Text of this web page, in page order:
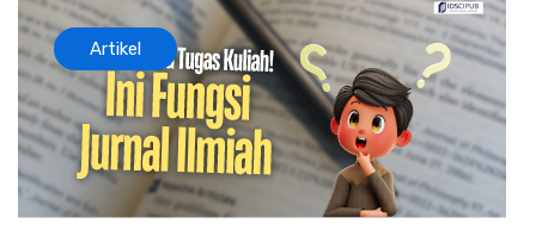
Artikel